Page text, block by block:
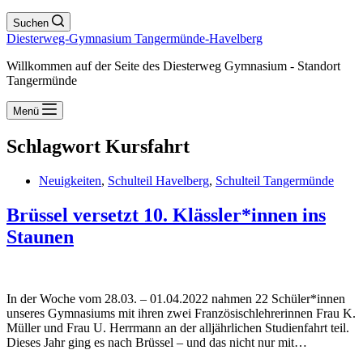
Suchen
Diesterweg-Gymnasium Tangermünde-Havelberg
Willkommen auf der Seite des Diesterweg Gymnasium - Standort
Tangermünde
Menü
Schlagwort Kursfahrt
Neuigkeiten, Schulteil Havelberg, Schulteil Tangermünde
Brüssel versetzt 10. Klässler*innen ins
Staunen
In der Woche vom 28.03. – 01.04.2022 nahmen 22 Schüler*innen
unseres Gymnasiums mit ihren zwei Französischlehrerinnen Frau K.
Müller und Frau U. Herrmann an der alljährlichen Studienfahrt teil.
Dieses Jahr ging es nach Brüssel – und das nicht nur mit…